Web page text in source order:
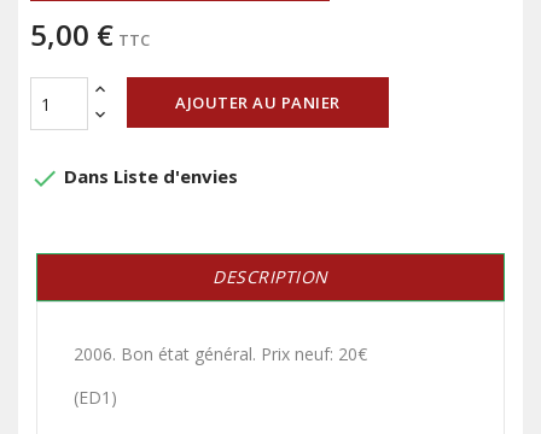
5,00 € TTC
AJOUTER AU PANIER
done Dans Liste d'envies
DESCRIPTION
2006. Bon état général. Prix neuf: 20€
(ED1)